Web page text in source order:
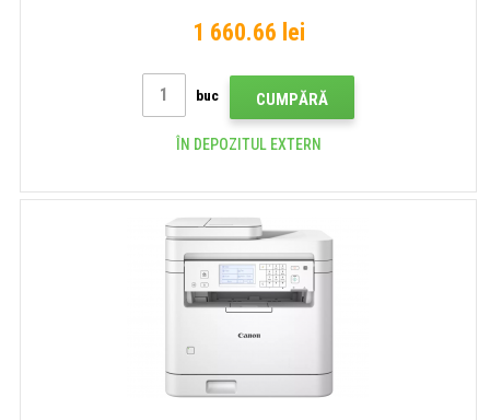
1 660.66 lei
buc CUMPĂRĂ
ÎN DEPOZITUL EXTERN